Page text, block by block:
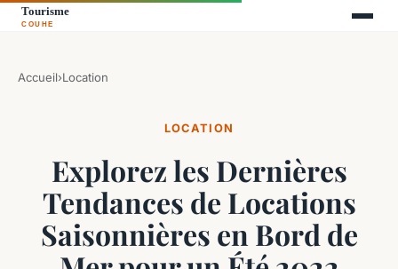
Accueil›Location
LOCATION
Explorez les Dernières
Tendances de Locations
Saisonnières en Bord de